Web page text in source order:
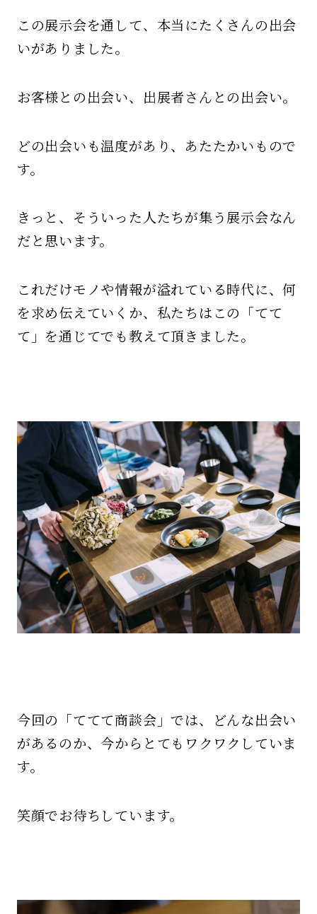
この展示会を通して、本当にたくさんの出会
いがありました。
お客様との出会い、出展者さんとの出会い。
どの出会いも温度があり、あたたかいもので
す。
きっと、そういった人たちが集う展示会なん
だと思います。
これだけモノや情報が溢れている時代に、何
を求め伝えていくか、私たちはこの「てて
て」を通じてでも教えて頂きました。
今回の「ててて商談会」では、どんな出会い
があるのか、今からとてもワクワクしていま
す。
笑顔でお待ちしています。